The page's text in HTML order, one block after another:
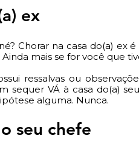
ex
Chorar na casa do(a) ex
mais se for você que
ressalvas ou
sequer VÁ à casa do(a)
alguma. Nunca.
seu chefe